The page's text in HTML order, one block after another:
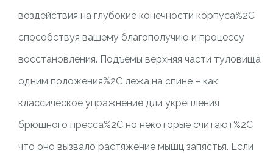
воздействия на глубокие конечности корпуса%2C
способствуя вашему благополучию и процессу
восстановления. Подъемы верхняя части туловища
одним положения%2C лежа на спине – как
классическое упражнение дли укрепления
брюшного пресса%2C но некоторые считают%2C
что оно вызвало растяжение мышц запястья. Если